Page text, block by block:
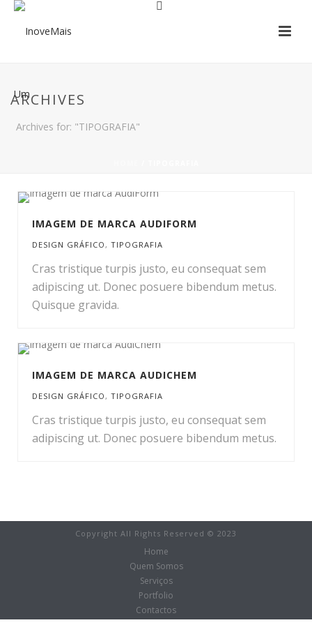
ARCHIVES
Archives for: "TIPOGRAFIA"
IMAGEM DE MARCA AUDIFORM
DESIGN GRÁFICO, TIPOGRAFIA
Cras tristique turpis justo, eu consequat sem
adipiscing ut. Donec posuere bibendum metus.
Quisque gravida.
IMAGEM DE MARCA AUDICHEM
DESIGN GRÁFICO, TIPOGRAFIA
Cras tristique turpis justo, eu consequat sem
adipiscing ut. Donec posuere bibendum metus.
Copyright All Rights Reserved © 2023
Home
Quem Somos
Serviços
Portfolio
Contactos